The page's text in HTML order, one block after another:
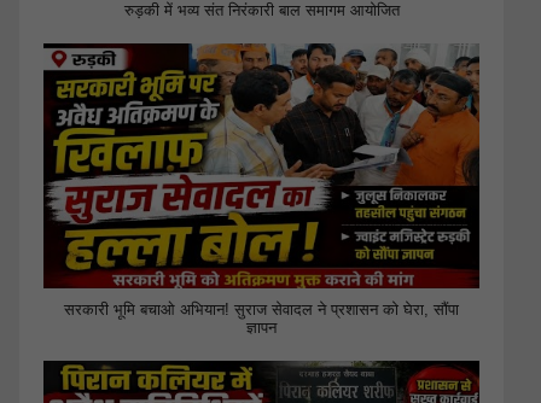
रुड़की में भव्य संत निरंकारी बाल समागम आयोजित
सरकारी भूमि बचाओ अभियान! सुराज सेवादल ने प्रशासन को घेरा, सौंपा
ज्ञापन